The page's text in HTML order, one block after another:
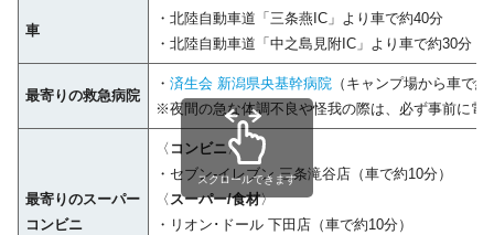
車
・北陸自動車道「三条燕IC」より車で約40分
・北陸自動車道「中之島見附IC」より車で約30分
最寄りの救急病院
・済生会 新潟県央基幹病院 （キャンプ場から車で
※夜間の急な体調不良や怪我の際は、必ず事前に電
最寄りのスーパー
コンビニ
〈 コンビニ〉
・セブン-イレブン 三条滝谷店（車で約10分）
〈 スーパー/食材〉
・リオン･ドール 下田店（車で約10分）
スクロールできます